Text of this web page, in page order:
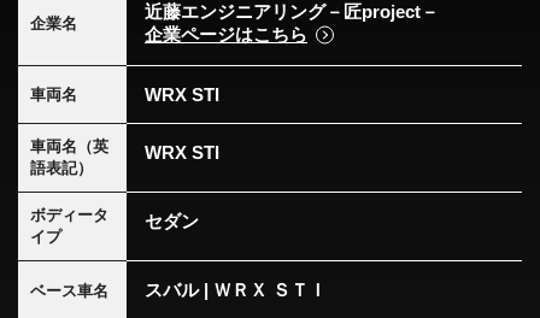
企業名
近藤エンジニアリング－匠project－
企業ページはこちら
車両名 WRX STI
車両名（英
語表記）
WRX STI
ボディータ
イプ
セダン
ベース車名 スバル | ＷＲＸ ＳＴＩ